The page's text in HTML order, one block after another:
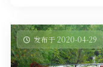
发布于 2020-04-29